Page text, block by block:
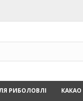
РИБОЛОВЛІ КАКАО